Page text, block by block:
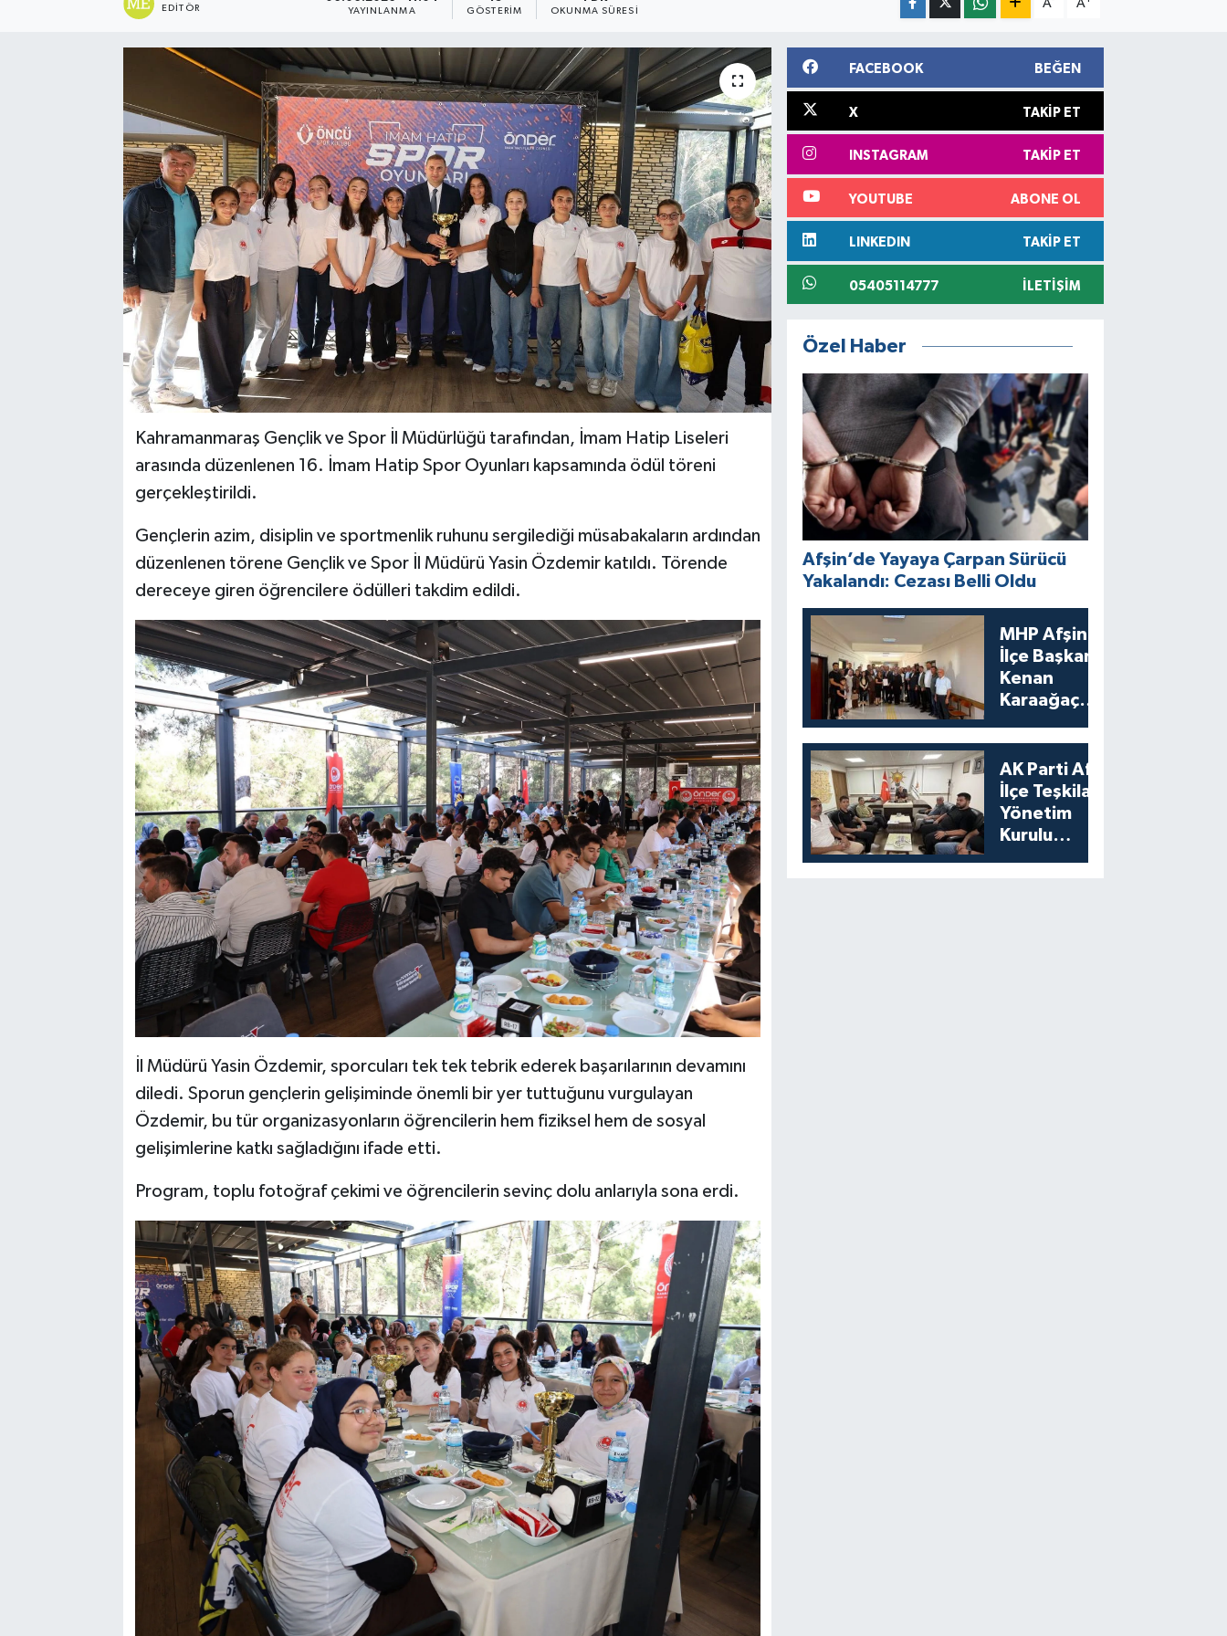
EDITÖR YAYINLANMA GÖSTERIM OKUNMA SÜRESI
A A
Kahramanmaraş Gençlik ve Spor İl Müdürlüğü tarafından, İmam Hatip Liseleri
arasında düzenlenen 16. İmam Hatip Spor Oyunları kapsamında ödül töreni
gerçekleştirildi.
Gençlerin azim, disiplin ve sportmenlik ruhunu sergilediği müsabakaların ardından
düzenlenen törene Gençlik ve Spor İl Müdürü Yasin Özdemir katıldı. Törende
dereceye giren öğrencilere ödülleri takdim edildi.
İl Müdürü Yasin Özdemir, sporcuları tek tek tebrik ederek başarılarının devamını
diledi. Sporun gençlerin gelişiminde önemli bir yer tuttuğunu vurgulayan
Özdemir, bu tür organizasyonların öğrencilerin hem fiziksel hem de sosyal
gelişimlerine katkı sağladığını ifade etti.
Program, toplu fotoğraf çekimi ve öğrencilerin sevinç dolu anlarıyla sona erdi.
FACEBOOK BEĞEN
X TAKIP ET
INSTAGRAM TAKIP ET
YOUTUBE ABONE OL
LINKEDIN TAKIP ET
05405114777 İLETIŞIM
Özel Haber
Afşin’de Yayaya Çarpan Sürücü
Yakalandı: Cezası Belli Oldu
MHP Afşin
İlçe Başkanı
Kenan
Karaağaç
Aldı
AK Parti Afşin
İlçe Teşkilatı
Yönetim
Kurulu